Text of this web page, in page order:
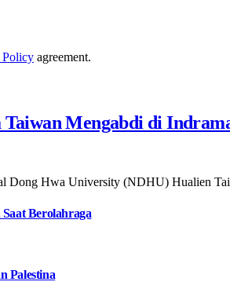
Policy agreement.
Mengabdi di
Dong Hwa University (NDHU) Hualien
Berolahraga
Palestina